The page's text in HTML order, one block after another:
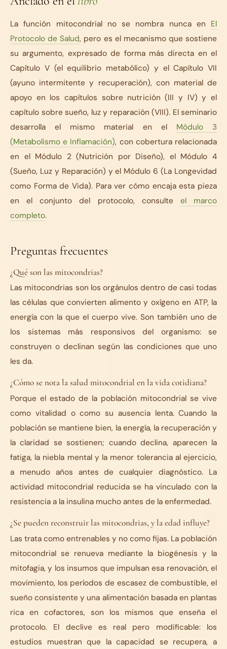
La función mitocondrial no se nombra nunca en El
Protocolo de Salud, pero es el mecanismo que sostiene
su argumento, expresado de forma más directa en el
Capítulo V (el equilibrio metabólico) y el Capítulo VII
(ayuno intermitente y recuperación), con material de
apoyo en los capítulos sobre nutrición (III y IV) y el
capítulo sobre sueño, luz y reparación (VIII). El seminario
desarrolla el mismo material en el Módulo 3
(Metabolismo e Inflamación), con cobertura relacionada
en el Módulo 2 (Nutrición por Diseño), el Módulo 4
(Sueño, Luz y Reparación) y el Módulo 6 (La Longevidad
como Forma de Vida). Para ver cómo encaja esta pieza
en el conjunto del protocolo, consulte el marco
completo.
Preguntas frecuentes
¿Qué son las mitocondrias?
Las mitocondrias son los orgánulos dentro de casi todas
las células que convierten alimento y oxígeno en ATP, la
energía con la que el cuerpo vive. Son también uno de
los sistemas más responsivos del organismo: se
construyen o declinan según las condiciones que uno
les da.
¿Cómo se nota la salud mitocondrial en la vida cotidiana?
Porque el estado de la población mitocondrial se vive
como vitalidad o como su ausencia lenta. Cuando la
población se mantiene bien, la energía, la recuperación y
la claridad se sostienen; cuando declina, aparecen la
fatiga, la niebla mental y la menor tolerancia al ejercicio,
a menudo años antes de cualquier diagnóstico. La
actividad mitocondrial reducida se ha vinculado con la
resistencia a la insulina mucho antes de la enfermedad.
¿Se pueden reconstruir las mitocondrias, y la edad influye?
Las trata como entrenables y no como fijas. La población
mitocondrial se renueva mediante la biogénesis y la
mitofagia, y los insumos que impulsan esa renovación, el
movimiento, los períodos de escasez de combustible, el
sueño consistente y una alimentación basada en plantas
rica en cofactores, son los mismos que enseña el
protocolo. El declive es real pero modificable: los
estudios muestran que la capacidad se recupera, a